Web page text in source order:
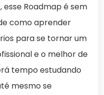
Roadmap é sem
como aprender
para se tornar um
e o melhor de
tempo estudando
mesmo se